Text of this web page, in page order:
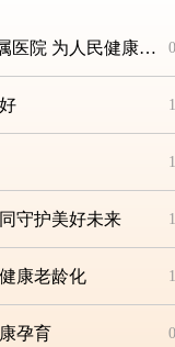
【深度】蚌埠医科大学第一附属医院 为人民健康筑牢坚实防线
守护美好未来
康老龄化
孕育